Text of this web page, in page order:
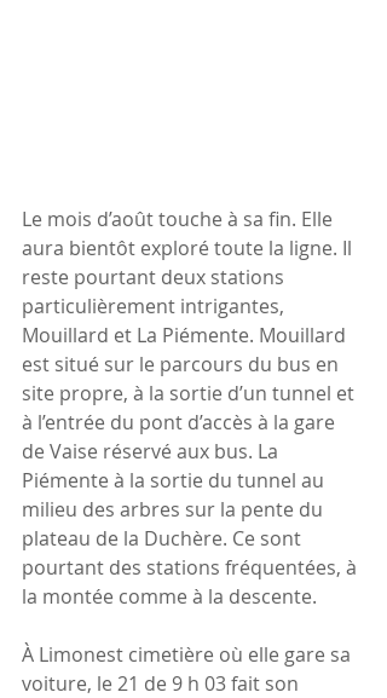
Le mois d’août touche à sa fin. Elle
aura bientôt exploré toute la ligne. Il
reste pourtant deux stations
particulièrement intrigantes,
Mouillard et La Piémente. Mouillard
est situé sur le parcours du bus en
site propre, à la sortie d’un tunnel et
à l’entrée du pont d’accès à la gare
de Vaise réservé aux bus. La
Piémente à la sortie du tunnel au
milieu des arbres sur la pente du
plateau de la Duchère. Ce sont
pourtant des stations fréquentées, à
la montée comme à la descente.
À Limonest cimetière où elle gare sa
voiture, le 21 de 9 h 03 fait son